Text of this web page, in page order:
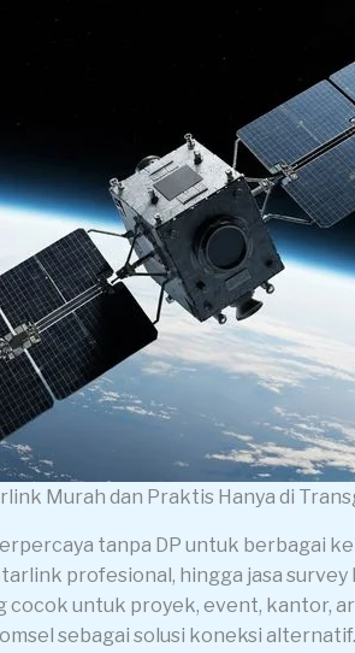
Murah dan Praktis Hanya di
tanpa DP untuk berbagai
profesional, hingga jasa
cocok untuk proyek, event, kantor,
sebagai solusi koneksi